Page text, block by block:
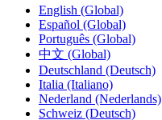
English (Global)
Español (Global)
Português (Global)
中文 (Global)
Deutschland (Deutsch)
Italia (Italiano)
Nederland (Nederlands)
Schweiz (Deutsch)